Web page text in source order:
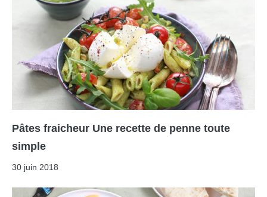
Pâtes fraicheur Une recette de penne toute
simple
30 juin 2018